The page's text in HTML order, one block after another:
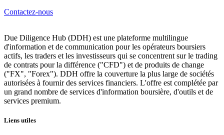
Contactez-nous
Due Diligence Hub (DDH) est une plateforme multilingue
d'information et de communication pour les opérateurs boursiers
actifs, les traders et les investisseurs qui se concentrent sur le trading
de contrats pour la différence ("CFD") et de produits de change
("FX", "Forex"). DDH offre la couverture la plus large de sociétés
autorisées à fournir des services financiers. L'offre est complétée par
un grand nombre de services d'information boursière, d'outils et de
services premium.
Liens utiles